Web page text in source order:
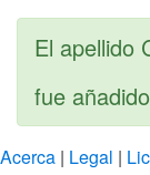
El apellido
fue
Acerca | Legal |